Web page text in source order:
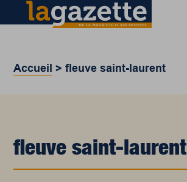
Accueil >fleuve saint-laurent
fleuve saint-laurent